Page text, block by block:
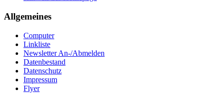
Allgemeines
Computer
Linkliste
Newsletter An-/Abmelden
Datenbestand
Datenschutz
Impressum
Flyer